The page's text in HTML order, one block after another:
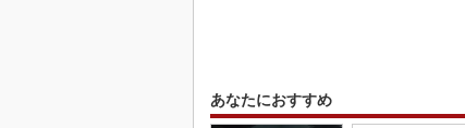
あなたにおすすめ